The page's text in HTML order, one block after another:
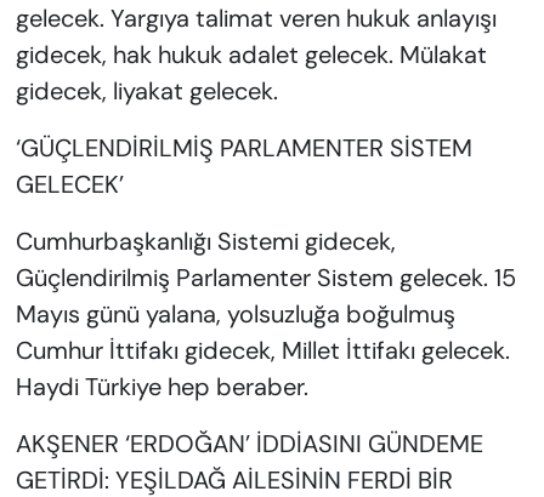
gelecek. Yargıya talimat veren hukuk anlayışı
gidecek, hak hukuk adalet gelecek. Mülakat
gidecek, liyakat gelecek.
‘GÜÇLENDİRİLMİŞ PARLAMENTER SİSTEM
GELECEK’
Cumhurbaşkanlığı Sistemi gidecek,
Güçlendirilmiş Parlamenter Sistem gelecek. 15
Mayıs günü yalana, yolsuzluğa boğulmuş
Cumhur İttifakı gidecek, Millet İttifakı gelecek.
Haydi Türkiye hep beraber.
AKŞENER ‘ERDOĞAN’ İDDİASINI GÜNDEME
GETİRDİ: YEŞİLDAĞ AİLESİNİN FERDİ BİR